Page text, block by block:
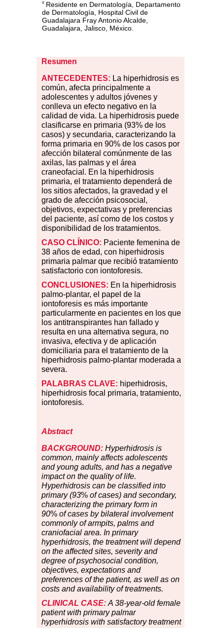
4Residente en Dermatología, Departamento
de Dermatología, Hospital Civil de
Guadalajara Fray Antonio Alcalde,
Guadalajara, Jalisco, México.
Resumen
ANTECEDENTES: La hiperhidrosis es
común, afecta principalmente a
adolescentes y adultos jóvenes y
conlleva un efecto negativo en la
calidad de vida. La hiperhidrosis puede
clasificarse en primaria (93% de los
casos) y secundaria, caracterizando la
forma primaria en 90% de los casos por
afección bilateral comúnmente de las
axilas, las palmas y el área
craneofacial. En la hiperhidrosis
primaria, el tratamiento dependerá de
los sitios afectados, la gravedad y el
grado de afección psicosocial,
objetivos, expectativas y preferencias
del paciente, así como de los costos y
disponibilidad de los tratamientos.
CASO CLÍNICO: Paciente femenina de
38 años de edad, con hiperhidrosis
primaria palmar que recibió tratamiento
satisfactorio con iontoforesis.
CONCLUSIONES: En la hiperhidrosis
palmo-plantar, el papel de la
iontoforesis es más importante
particularmente en pacientes en los que
los antitranspirantes han fallado y
resulta en una alternativa segura, no
invasiva, efectiva y de aplicación
domiciliaria para el tratamiento de la
hiperhidrosis palmo-plantar moderada a
severa.
PALABRAS CLAVE: hiperhidrosis,
hiperhidrosis focal primaria, tratamiento,
iontoforesis.
Abstract
BACKGROUND: Hyperhidrosis is
common, mainly affects adolescents
and young adults, and has a negative
impact on the quality of life.
Hyperhidrosis can be classified into
primary (93% of cases) and secondary,
characterizing the primary form in
90% of cases by bilateral involvement
commonly of armpits, palms and
craniofacial area. In primary
hyperhidrosis, the treatment will depend
on the affected sites, severity and
degree of psychosocial condition,
objectives, expectations and
preferences of the patient, as well as on
costs and availability of treatments.
CLINICAL CASE: A 38-year-old female
patient with primary palmar
hyperhidrosis with satisfactory treatment